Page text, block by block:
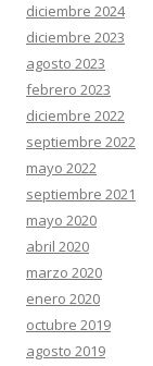
diciembre 2024
diciembre 2023
agosto 2023
febrero 2023
diciembre 2022
septiembre 2022
mayo 2022
septiembre 2021
mayo 2020
abril 2020
marzo 2020
enero 2020
octubre 2019
agosto 2019